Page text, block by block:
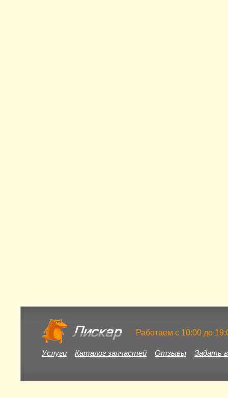
Услуги Каталог запчастей Отзывы Задать
Работаем c 10:00 до